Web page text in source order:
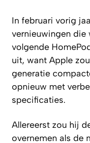
In februari vorig
vernieuwingen die
volgende
uit, want Apple
generatie
opnieuw met
specificaties.
Allereerst zou hij
overnemen als de